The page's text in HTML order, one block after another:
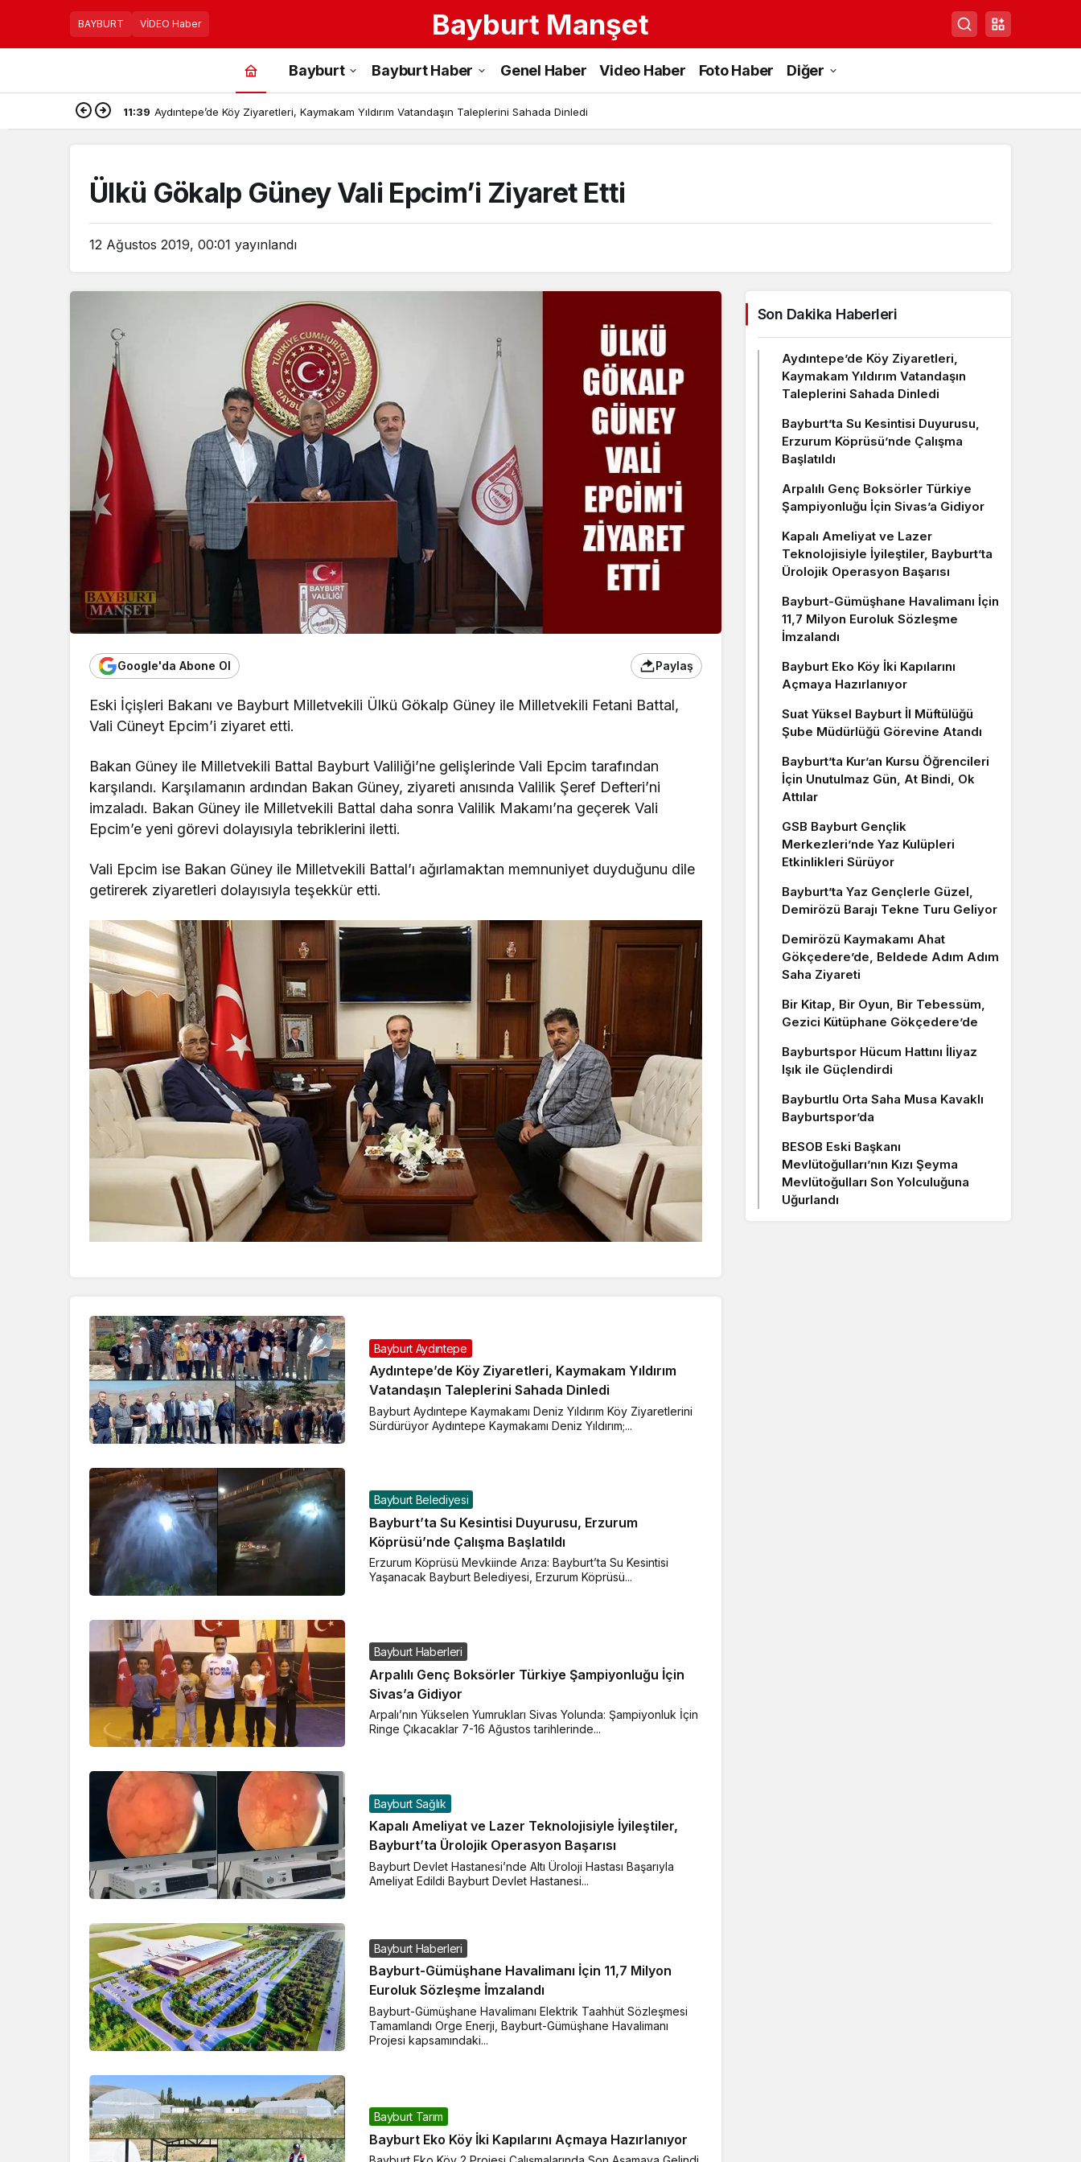
BAYBURT VİDEO Haber Bayburt Manşet
Bayburt Bayburt Haber Genel Haber Video Haber Foto Haber Diğer
11:39 Aydıntepe’de Köy Ziyaretleri, Kaymakam Yıldırım Vatandaşın Taleplerini Sahada Dinledi
Ülkü Gökalp Güney Vali Epcim’i Ziyaret Etti
12 Ağustos 2019, 00:01 yayınlandı
Google'da Abone Ol Paylaş
Eski İçişleri Bakanı ve Bayburt Milletvekili Ülkü Gökalp Güney ile Milletvekili Fetani Battal,
Vali Cüneyt Epcim’i ziyaret etti.
Bakan Güney ile Milletvekili Battal Bayburt Valiliği’ne gelişlerinde Vali Epcim tarafından
karşılandı. Karşılamanın ardından Bakan Güney, ziyareti anısında Valilik Şeref Defteri’ni
imzaladı. Bakan Güney ile Milletvekili Battal daha sonra Valilik Makamı’na geçerek Vali
Epcim’e yeni görevi dolayısıyla tebriklerini iletti.
Vali Epcim ise Bakan Güney ile Milletvekili Battal’ı ağırlamaktan memnuniyet duyduğunu dile
getirerek ziyaretleri dolayısıyla teşekkür etti.
Bayburt Aydıntepe
Aydıntepe’de Köy Ziyaretleri, Kaymakam Yıldırım
Vatandaşın Taleplerini Sahada Dinledi
Bayburt Aydıntepe Kaymakamı Deniz Yıldırım Köy Ziyaretlerini
Sürdürüyor Aydıntepe Kaymakamı Deniz Yıldırım;...
Bayburt Belediyesi
Bayburt’ta Su Kesintisi Duyurusu, Erzurum
Köprüsü’nde Çalışma Başlatıldı
Erzurum Köprüsü Mevkiinde Arıza: Bayburt’ta Su Kesintisi
Yaşanacak Bayburt Belediyesi, Erzurum Köprüsü...
Bayburt Haberleri
Arpalılı Genç Boksörler Türkiye Şampiyonluğu İçin
Sivas’a Gidiyor
Arpalı’nın Yükselen Yumrukları Sivas Yolunda: Şampiyonluk İçin
Ringe Çıkacaklar 7-16 Ağustos tarihlerinde...
Bayburt Sağlık
Kapalı Ameliyat ve Lazer Teknolojisiyle İyileştiler,
Bayburt’ta Ürolojik Operasyon Başarısı
Bayburt Devlet Hastanesi’nde Altı Üroloji Hastası Başarıyla
Ameliyat Edildi Bayburt Devlet Hastanesi...
Bayburt Haberleri
Bayburt-Gümüşhane Havalimanı İçin 11,7 Milyon
Euroluk Sözleşme İmzalandı
Bayburt-Gümüşhane Havalimanı Elektrik Taahhüt Sözleşmesi
Tamamlandı Orge Enerji, Bayburt-Gümüşhane Havalimanı
Projesi kapsamındaki...
Bayburt Tarım
Bayburt Eko Köy İki Kapılarını Açmaya Hazırlanıyor
Son Dakika Haberleri
Aydıntepe’de Köy Ziyaretleri,
Kaymakam Yıldırım Vatandaşın
Taleplerini Sahada Dinledi
Bayburt’ta Su Kesintisi Duyurusu,
Erzurum Köprüsü’nde Çalışma
Başlatıldı
Arpalılı Genç Boksörler Türkiye
Şampiyonluğu İçin Sivas’a Gidiyor
Kapalı Ameliyat ve Lazer
Teknolojisiyle İyileştiler, Bayburt’ta
Ürolojik Operasyon Başarısı
Bayburt-Gümüşhane Havalimanı İçin
11,7 Milyon Euroluk Sözleşme
İmzalandı
Bayburt Eko Köy İki Kapılarını
Açmaya Hazırlanıyor
Suat Yüksel Bayburt İl Müftülüğü
Şube Müdürlüğü Görevine Atandı
Bayburt’ta Kur’an Kursu Öğrencileri
İçin Unutulmaz Gün, At Bindi, Ok
Attılar
GSB Bayburt Gençlik
Merkezleri’nde Yaz Kulüpleri
Etkinlikleri Sürüyor
Bayburt’ta Yaz Gençlerle Güzel,
Demirözü Barajı Tekne Turu Geliyor
Demirözü Kaymakamı Ahat
Gökçedere’de, Beldede Adım Adım
Saha Ziyareti
Bir Kitap, Bir Oyun, Bir Tebessüm,
Gezici Kütüphane Gökçedere’de
Bayburtspor Hücum Hattını İliyaz
Işık ile Güçlendirdi
Bayburtlu Orta Saha Musa Kavaklı
Bayburtspor’da
BESOB Eski Başkanı
Mevlütoğulları’nın Kızı Şeyma
Mevlütoğulları Son Yolculuğuna
Uğurlandı